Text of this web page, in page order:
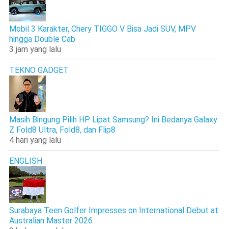
Mobil 3 Karakter, Chery TIGGO V Bisa Jadi SUV, MPV
hingga Double Cab
3 jam yang lalu
TEKNO GADGET
Masih Bingung Pilih HP Lipat Samsung? Ini Bedanya Galaxy
Z Fold8 Ultra, Fold8, dan Flip8
4 hari yang lalu
ENGLISH
Surabaya Teen Golfer Impresses on International Debut at
Australian Master 2026